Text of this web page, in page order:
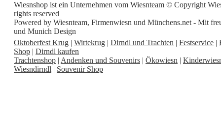
Wiesnshop ist ein Unternehmen vom Wiesnteam © Copyright
rights reserved
Powered by Wiesnteam, Firmenwiesn und Münchens.net - Mit
und Munich Design
Oktoberfest Krug | Wirtekrug | Dirndl und Trachten | Festservice |
Shop | Dirndl kaufen
Trachtenshop | Andenken und Souvenirs | Ökowiesn |
Wiesndirndl | Souvenir Shop